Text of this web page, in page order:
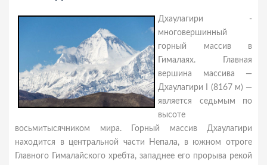
Дхаулагири -
многовершинный
горный массив в
Гималаях. Главная
вершина массива —
Дхаулагири I (8167 м) —
является седьмым по
высоте
восьмитысячником мира. Горный массив Дхаулагири
находится в центральной части Непала, в южном отроге
Главного Гималайского хребта, западнее его прорыва рекой